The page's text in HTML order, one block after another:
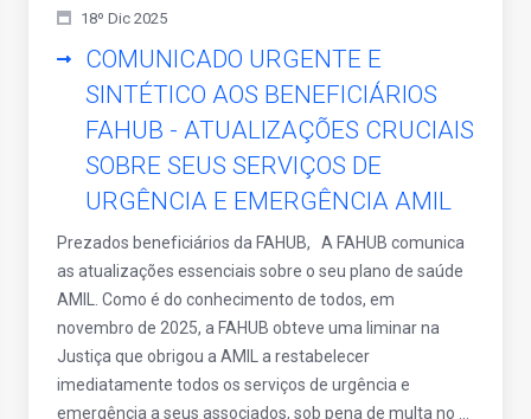
18º Dic 2025
COMUNICADO URGENTE E
SINTÉTICO AOS BENEFICIÁRIOS
FAHUB - ATUALIZAÇÕES CRUCIAIS
SOBRE SEUS SERVIÇOS DE
URGÊNCIA E EMERGÊNCIA AMIL
Prezados beneficiários da FAHUB, A FAHUB comunica
as atualizações essenciais sobre o seu plano de saúde
AMIL. Como é do conhecimento de todos, em
novembro de 2025, a FAHUB obteve uma liminar na
Justiça que obrigou a AMIL a restabelecer
imediatamente todos os serviços de urgência e
emergência a seus associados, sob pena de multa no ...